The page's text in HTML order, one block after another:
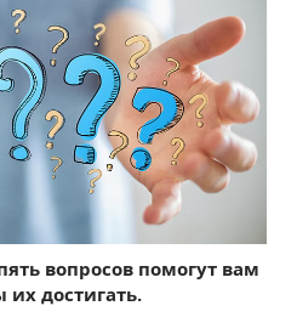
вопросов помогут вам
их достигать.